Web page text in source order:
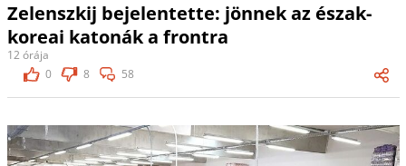
Zelenszkij bejelentette: jönnek az észak-
koreai katonák a frontra
12 órája
0
8 58